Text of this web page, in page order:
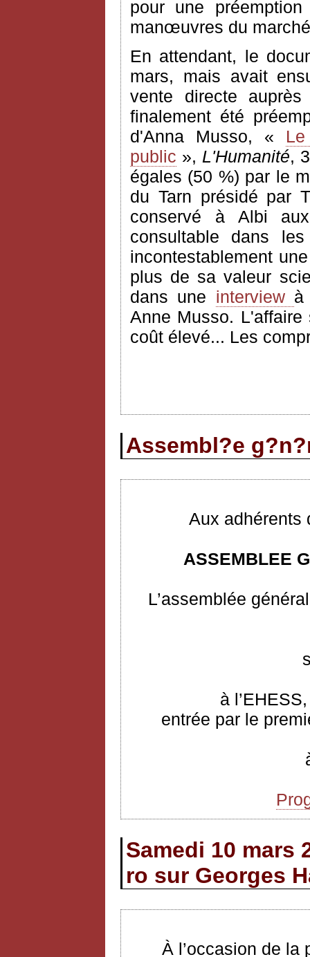
pour une
manœuvres du
En attendant, le
mars, mais avait
vente directe
finalement été
d'Anna Musso, «
public », L'Humanité,
égales (50 %) par le
du Tarn présidé par
conservé à Albi
consultable dans
incontestablement
plus de sa valeur
dans une interview
Anne Musso.
coût élevé... Les
Assembl?e
Aux adhérents
ASSEMBLEE
L’assemblée
à
entrée par le
Samedi 10 mars
ro sur Georges
À l’occasion de